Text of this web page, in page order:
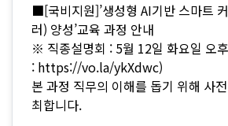
■[국비지원]’생성형 AI기반 스마트
러) 양성’교육 과정 안내
※ 직종설명회 : 5월 12일 화요일 오
: https://vo.la/ykXdwc)
본 과정 직무의 이해를 돕기 위해 사
최합니다.